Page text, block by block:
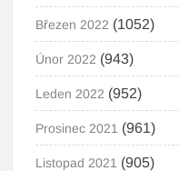
Březen 2022 (1052)
Únor 2022 (943)
Leden 2022 (952)
Prosinec 2021 (961)
Listopad 2021 (905)